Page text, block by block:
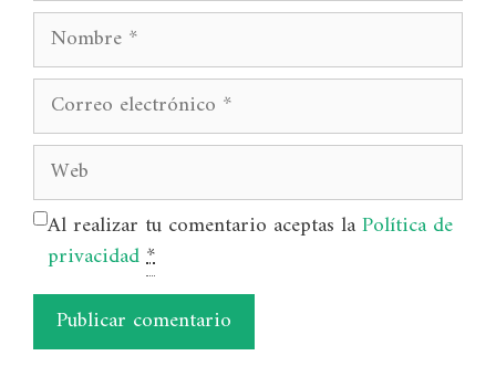
Nombre
Correo
electrónico
Web
Al realizar tu comentario aceptas laPolítica de
privacidad*